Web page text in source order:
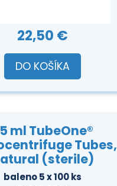
22,50 €
DO KOŠÍKA
ml TubeOne®
Tubes,
(sterile)
baleno 5 x 100 ks